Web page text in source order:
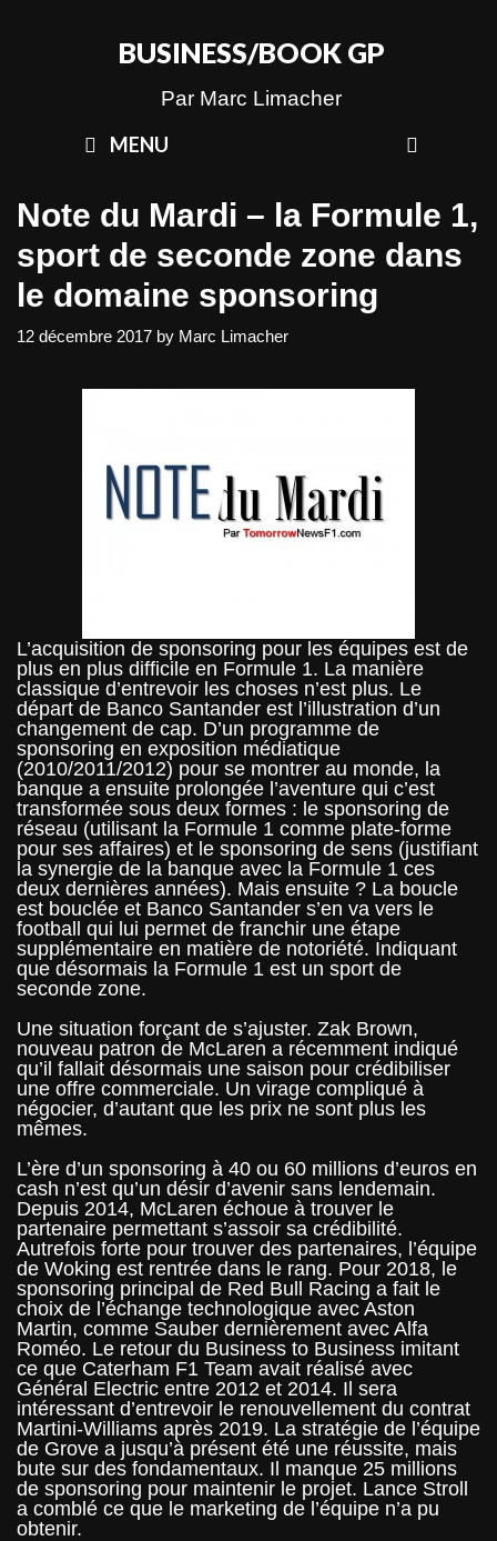
BUSINESS/BOOK GP
Par Marc Limacher
MENU
Note du Mardi – la Formule 1,
sport de seconde zone dans
le domaine sponsoring
12 décembre 2017 by Marc Limacher
L’acquisition de sponsoring pour les équipes est de
plus en plus difficile en Formule 1. La manière
classique d’entrevoir les choses n’est plus. Le
départ de Banco Santander est l’illustration d’un
changement de cap. D’un programme de
sponsoring en exposition médiatique
(2010/2011/2012) pour se montrer au monde, la
banque a ensuite prolongée l’aventure qui c’est
transformée sous deux formes : le sponsoring de
réseau (utilisant la Formule 1 comme plate-forme
pour ses affaires) et le sponsoring de sens (justifiant
la synergie de la banque avec la Formule 1 ces
deux dernières années). Mais ensuite ? La boucle
est bouclée et Banco Santander s’en va vers le
football qui lui permet de franchir une étape
supplémentaire en matière de notoriété. Indiquant
que désormais la Formule 1 est un sport de
seconde zone.
Une situation forçant de s’ajuster. Zak Brown,
nouveau patron de McLaren a récemment indiqué
qu’il fallait désormais une saison pour crédibiliser
une offre commerciale. Un virage compliqué à
négocier, d’autant que les prix ne sont plus les
mêmes.
L’ère d’un sponsoring à 40 ou 60 millions d’euros en
cash n’est qu’un désir d’avenir sans lendemain.
Depuis 2014, McLaren échoue à trouver le
partenaire permettant s’assoir sa crédibilité.
Autrefois forte pour trouver des partenaires, l’équipe
de Woking est rentrée dans le rang. Pour 2018, le
sponsoring principal de Red Bull Racing a fait le
choix de l’échange technologique avec Aston
Martin, comme Sauber dernièrement avec Alfa
Roméo. Le retour du Business to Business imitant
ce que Caterham F1 Team avait réalisé avec
Général Electric entre 2012 et 2014. Il sera
intéressant d’entrevoir le renouvellement du contrat
Martini-Williams après 2019. La stratégie de l’équipe
de Grove a jusqu’à présent été une réussite, mais
bute sur des fondamentaux. Il manque 25 millions
de sponsoring pour maintenir le projet. Lance Stroll
a comblé ce que le marketing de l’équipe n’a pu
obtenir.